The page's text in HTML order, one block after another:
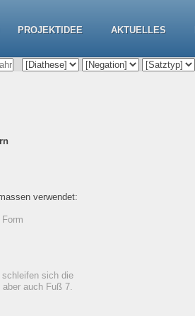
PROJEKTIDEE AKTUELLES
verwendet:
schleifen sich die
auch Fuß 7.